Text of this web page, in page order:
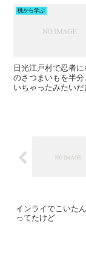
桃から学ぶ
日光江戸村で忍者
のさつまいもを半
いちゃったみたい
インライでこいた
ってたけど